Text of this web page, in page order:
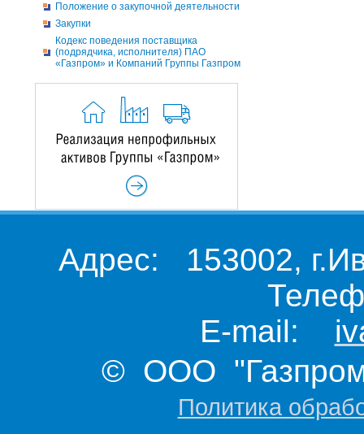
Положение о закупочной деятельности
Закупки
Кодекс поведения поставщика
(подрядчика, исполнителя) ПАО
«Газпром» и Компаний Группы Газпром
Адрес: 153002,
E-mail:
© ООО "Газпром
Политика